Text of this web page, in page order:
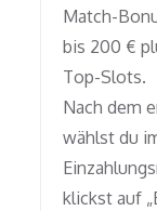
Match-
bis 200 €
Top-Slots.
Nach dem
wählst du
klickst auf